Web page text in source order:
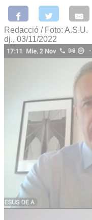
Redacció / Foto: A.S.U.
dj., 03/11/2022